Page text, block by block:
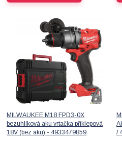
MILWAUKEE M18 FPD3-0X
bezuhlíková aku vrtačka příklepová
18V (bez aku) - 4933479859
/